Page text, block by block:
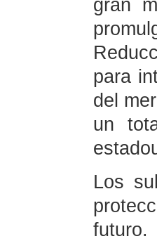
gran
para
del
un
Los
futuro.